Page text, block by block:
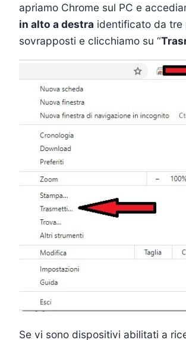
apriamo Chrome sul PC e
in alto a destra identificato da tre
sovrapposti e clicchiamo su “
Se vi sono dispositivi abilitati a